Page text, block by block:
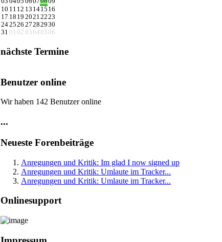
10 11 12 13 1415 16
17 18 19 20212223
242526 27282930
31 01 02 03 04 05 06
nächste Termine
Benutzer online
Wir haben 142 Benutzer online
...
Neueste Forenbeiträge
Anregungen und Kritik: Im glad I now signed up
Anregungen und Kritik: Umlaute im Tracker...
Anregungen und Kritik: Umlaute im Tracker...
Onlinesupport